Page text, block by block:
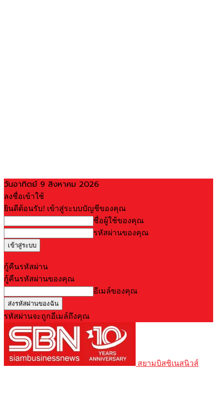
วันอาทิตย์ 9 สิงหาคม 2026
ลงชื่อเข้าใช้
ยินดีต้อนรับ! เข้าสู่ระบบบัญชีของคุณ
ชื่อผู้ใช้ของคุณ
รหัสผ่านของคุณ
กู้คืนรหัสผ่าน
กู้คืนรหัสผ่านของคุณ
อีเมล์ของคุณ
รหัสผ่านจะถูกอีเมล์ถึงคุณ
สยามบิสซิเนสนิวส์